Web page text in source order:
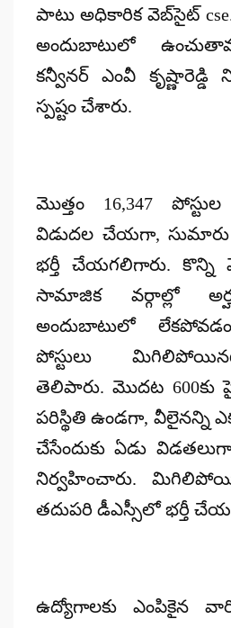
పాటు అధికారిక వెబ్‌సైట్
అందుబాటులో
కన్వీనర్ ఎంవీ కృష్ణారెడ్డి
స్పష్టం చేశారు.
మొత్తం 16,347
విడుదల చేయగా, సుమారు
భర్తీ చేయగలిగారు. కొన్ని
సామాజిక వర్గాల్లో
అందుబాటులో
పోస్టులు
తెలిపారు. మొదట 600కు
పరిస్థితి ఉండగా, వీలైనన్ని
చేసేందుకు ఏడు విడతలుగా
నిర్వహించారు.
తదుపరి డీఎస్సీలో భర్తీ
ఉద్యోగాలకు ఎంపికైన